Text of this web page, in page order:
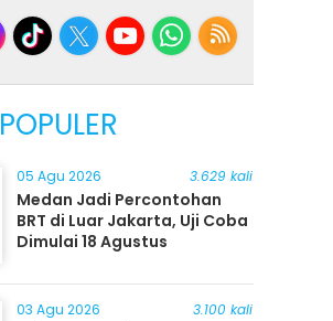
POPULER
05 Agu 2026 3.629 kali
Medan Jadi Percontohan
BRT di Luar Jakarta, Uji Coba
Dimulai 18 Agustus
03 Agu 2026 3.100 kali